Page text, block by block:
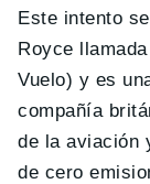
Este intento
Royce
Vuelo) y es
compañía
de la aviación
de cero